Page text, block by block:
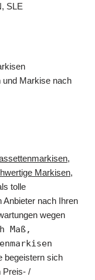
SLE
Markise nach
Markisen,
tolle
nach Ihren
wegen
Maß,
begeistern sich
Preis- /